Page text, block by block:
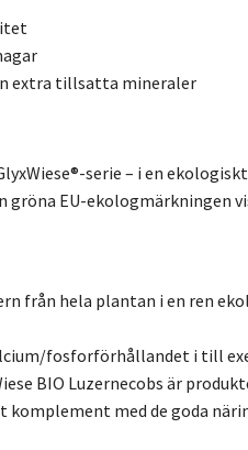
extra tillsatta mineraler
serie – i en
gröna EU-
från hela plantan i en
fosforförhållandet i till
BIO Luzernecobs är
med de goda